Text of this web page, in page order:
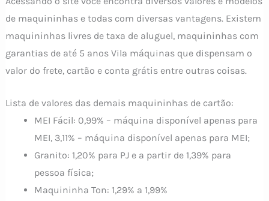
de maquininhas e todas com diversas vantagens. Existem
maquininhas livres de taxa de aluguel, maquininhas com
garantias de até 5 anos Vila máquinas que dispensam o
valor do frete, cartão e conta grátis entre outras coisas.
Lista de valores das demais maquininhas de cartão:
MEI Fácil: 0,99% – máquina disponível apenas para
MEI, 3,11% – máquina disponível apenas para MEI;
Granito: 1,20% para PJ e a partir de 1,39% para
pessoa física;
Maquininha Ton: 1,29% a 1,99%